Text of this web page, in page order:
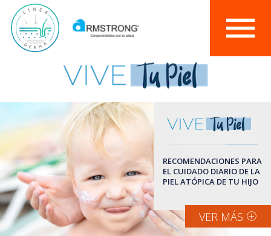
menu
RECOMENDACIONES PARA
EL CUIDADO DIARIO DE LA
PIEL ATÓPICA DE TU HIJO
VER MÁS